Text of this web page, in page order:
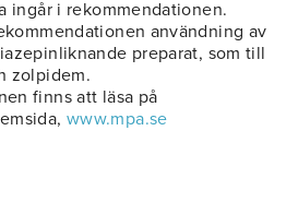
ingår i rekommendationen.
användning av
preparat, som till
zolpidem.
finns att läsa på
www.mpa.se